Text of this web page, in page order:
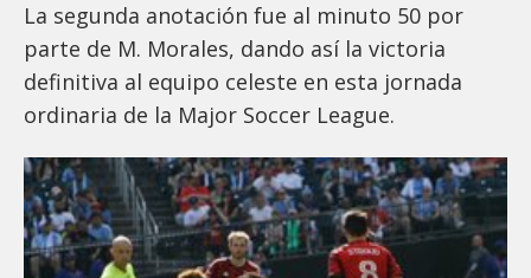
La segunda anotación fue al minuto 50 por
parte de M. Morales, dando así la victoria
definitiva al equipo celeste en esta jornada
ordinaria de la Major Soccer League.